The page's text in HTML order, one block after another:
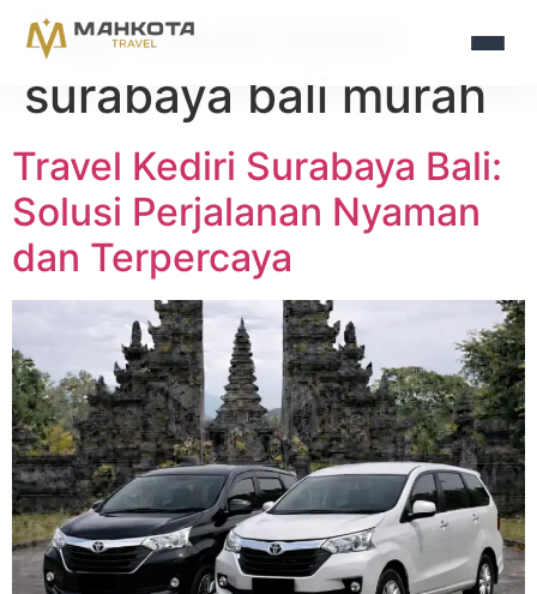
Tag:travel kediri
surabaya bali murah
Travel Kediri Surabaya Bali:
Solusi Perjalanan Nyaman
dan Terpercaya